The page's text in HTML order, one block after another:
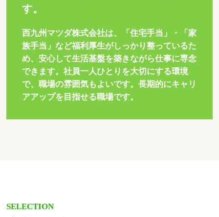
す。
西九州マツダ株式会社は、「住宅手当」・「家
族手当」など福利厚生がしっかり整っているた
め、安心して生活基盤を築きながら仕事に専念
できます。社員一人ひとりを大切にする環境
で、職場の雰囲気もよいです。長期的にキャリ
アアップを目指せる職場です。
SELECTION